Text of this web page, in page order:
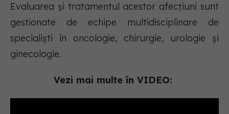
Evaluarea și tratamentul acestor afecțiuni sunt
gestionate de echipe multidisciplinare de
specialiști în oncologie, chirurgie, urologie și
ginecologie.
Vezi mai multe în VIDEO: